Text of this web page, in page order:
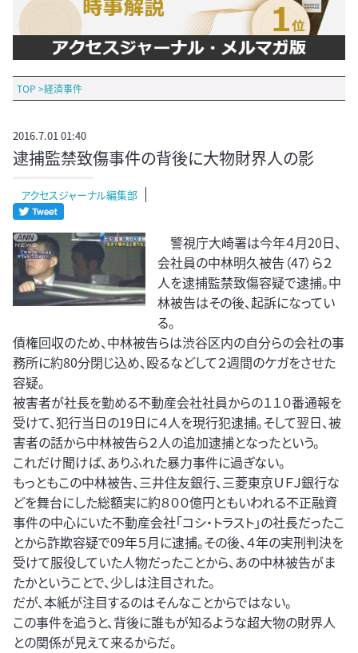
TOP >経済事件
2016.7.01 01:40
逮捕監禁致傷事件の背後に大物財界人の影
アクセスジャーナル編集部
警視庁大崎署は今年４月20日、
会社員の中林明久被告（47）ら２
人を逮捕監禁致傷容疑で逮捕。中
林被告はその後、起訴になってい
る。
債権回収のため、中林被告らは渋谷区内の自分らの会社の事
務所に約80分閉じ込め、殴るなどして２週間のケガをさせた
容疑。
被害者が社長を勤める不動産会社社員からの１１０番通報を
受けて、犯行当日の19日に４人を現行犯逮捕。そして翌日、被
害者の話から中林被告ら２人の追加逮捕となったという。
これだけ聞けば、ありふれた暴力事件に過ぎない。
もっともこの中林被告、三井住友銀行、三菱東京ＵＦＪ銀行な
どを舞台にした総額実に約８００億円ともいわれる不正融資
事件の中心にいた不動産会社「コシ・トラスト」の社長だったこ
とから詐欺容疑で09年５月に逮捕。その後、４年の実刑判決を
受けて服役していた人物だったことから、あの中林被告がま
たかということで、少しは注目された。
だが、本紙が注目するのはそんなことからではない。
この事件を追うと、背後に誰もが知るような超大物の財界人
との関係が見えて来るからだ。